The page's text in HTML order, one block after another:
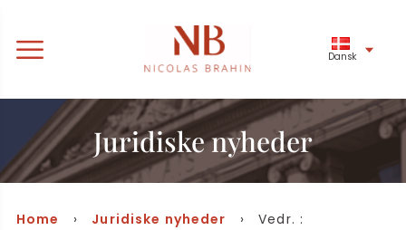
Dansk
Juridiske nyheder
Home › Juridiske nyheder › Vedr. :